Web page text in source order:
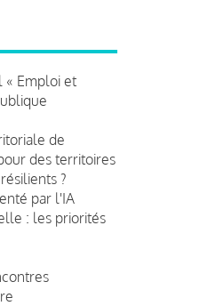
« Emploi et
de
des territoires
?
par l'IA
: les priorités